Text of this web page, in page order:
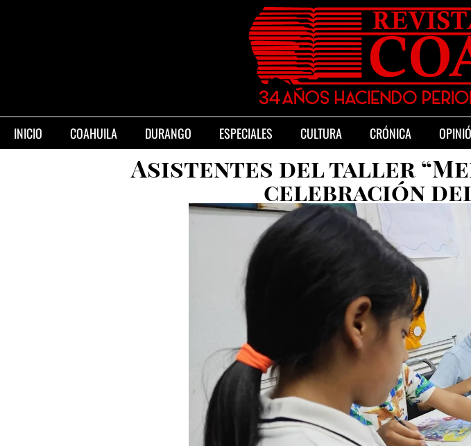
INICIO COAHUILA DURANGO ESPECIALES CULTURA CRÓNICA
Asistentes del taller
celebración